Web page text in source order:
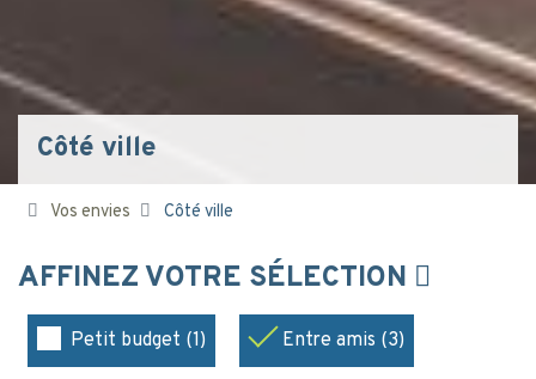
Côté ville
Vos envies Côté ville
AFFINEZ VOTRE SÉLECTION
Petit budget (1) Entre amis (3)